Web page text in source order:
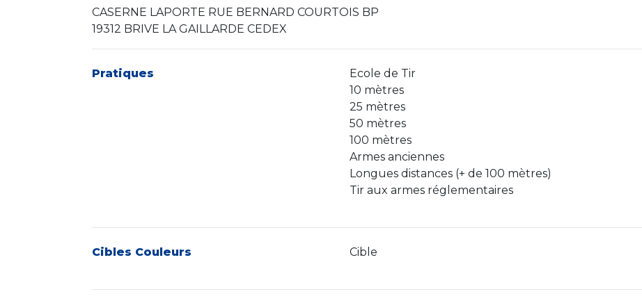
CASERNE LAPORTE RUE BERNARD COURTOIS BP
19312 BRIVE LA GAILLARDE CEDEX
Pratiques
Ecole de Tir
10 mètres
25 mètres
50 mètres
100 mètres
Armes anciennes
Longues distances (+ de 100 mètres)
Tir aux armes réglementaires
Cibles Couleurs Cible